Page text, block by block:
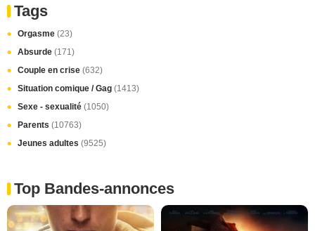
Tags
Orgasme (23)
Absurde (171)
Couple en crise (632)
Situation comique / Gag (1413)
Sexe - sexualité (1050)
Parents (10763)
Jeunes adultes (9525)
Top Bandes-annonces